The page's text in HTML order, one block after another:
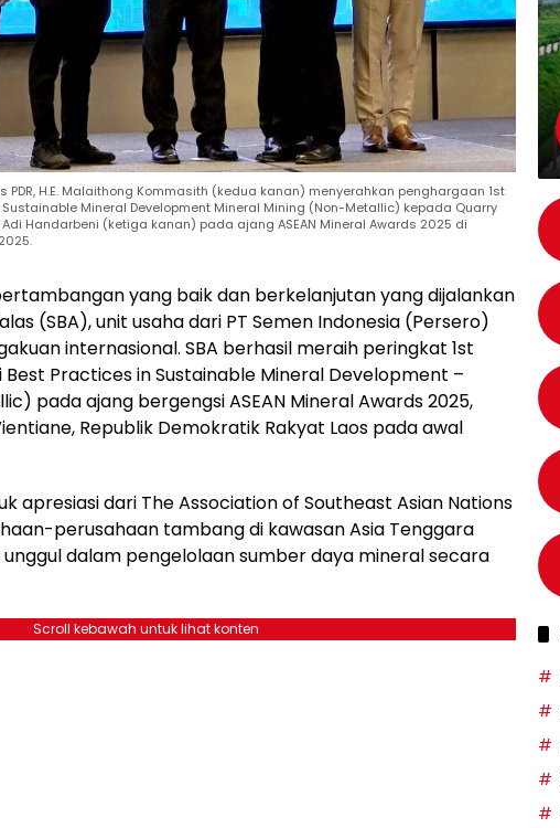
PDR, H.E. Malaithong Kommasith (kedua kanan) menyerahkan penghargaan 1st
Sustainable Mineral Development Mineral Mining (Non-Metallic) kepada Quarry
Handarbeni (ketiga kanan) pada ajang ASEAN Mineral Awards 2025 di
yang baik dan berkelanjutan yang dijalankan
(SBA), unit usaha dari PT Semen Indonesia (Persero)
internasional. SBA berhasil meraih peringkat 1st
Practices in Sustainable Mineral Development –
pada ajang bergengsi ASEAN Mineral Awards 2025,
Republik Demokratik Rakyat Laos pada awal
apresiasi dari The Association of Southeast Asian Nations
perusahaan tambang di kawasan Asia Tenggara
dalam pengelolaan sumber daya mineral secara
Scroll kebawah untuk lihat konten